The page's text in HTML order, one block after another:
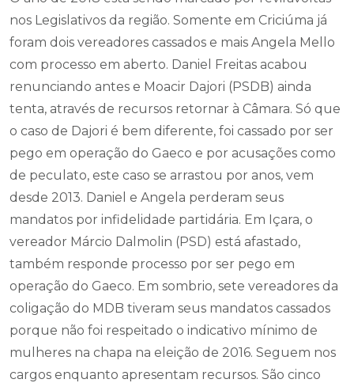
nos Legislativos da região. Somente em Criciúma já
foram dois vereadores cassados e mais Angela Mello
com processo em aberto. Daniel Freitas acabou
renunciando antes e Moacir Dajori (PSDB) ainda
tenta, através de recursos retornar à Câmara. Só que
o caso de Dajori é bem diferente, foi cassado por ser
pego em operação do Gaeco e por acusações como
de peculato, este caso se arrastou por anos, vem
desde 2013. Daniel e Angela perderam seus
mandatos por infidelidade partidária. Em Içara, o
vereador Márcio Dalmolin (PSD) está afastado,
também responde processo por ser pego em
operação do Gaeco. Em sombrio, sete vereadores da
coligação do MDB tiveram seus mandatos cassados
porque não foi respeitado o indicativo mínimo de
mulheres na chapa na eleição de 2016. Seguem nos
cargos enquanto apresentam recursos. São cinco